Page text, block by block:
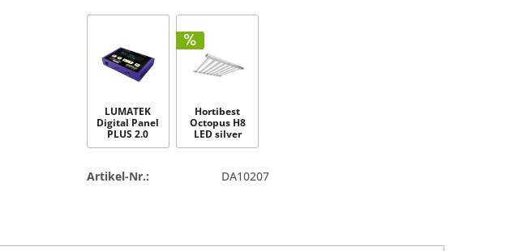
LUMATEK
Digital Panel
PLUS 2.0
(HID+LED)...
Hortibest
Octopus H8
LED silver
720W
Artikel-Nr.: DA10207